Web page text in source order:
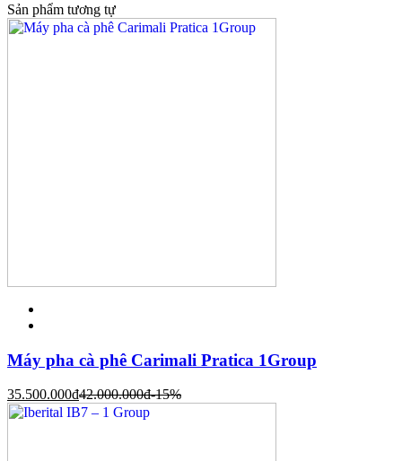
Sản phẩm tương tự
Máy pha cà phê Carimali Pratica 1Group
35.500.000đ42.000.000đ-15%